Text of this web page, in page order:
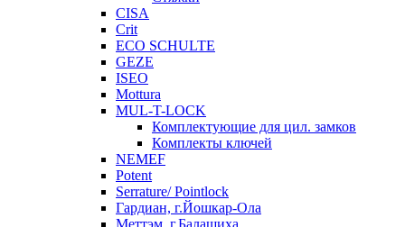
CISA
Crit
ECO SCHULTE
GEZE
ISEO
Mottura
MUL-T-LOCK
Комплектующие для цил. замков
Комплекты ключей
NEMEF
Potent
Serrature/ Pointlock
Гардиан, г.Йошкар-Ола
Меттэм, г.Балашиха